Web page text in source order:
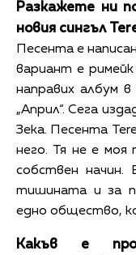
Разкажете ни
новия сингъл
Песента е
вариант е
направих албум
„Април“. Сега
Зека. Песента
него. Тя не е моя
собствен
тишината и за
едно общество,
Какъв е